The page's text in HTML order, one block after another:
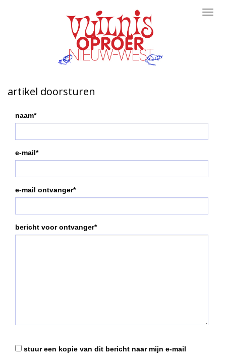
artikel doorsturen
naam*
e-mail*
e-mail ontvanger*
bericht voor ontvanger*
stuur een kopie van dit bericht naar mijn e-mail